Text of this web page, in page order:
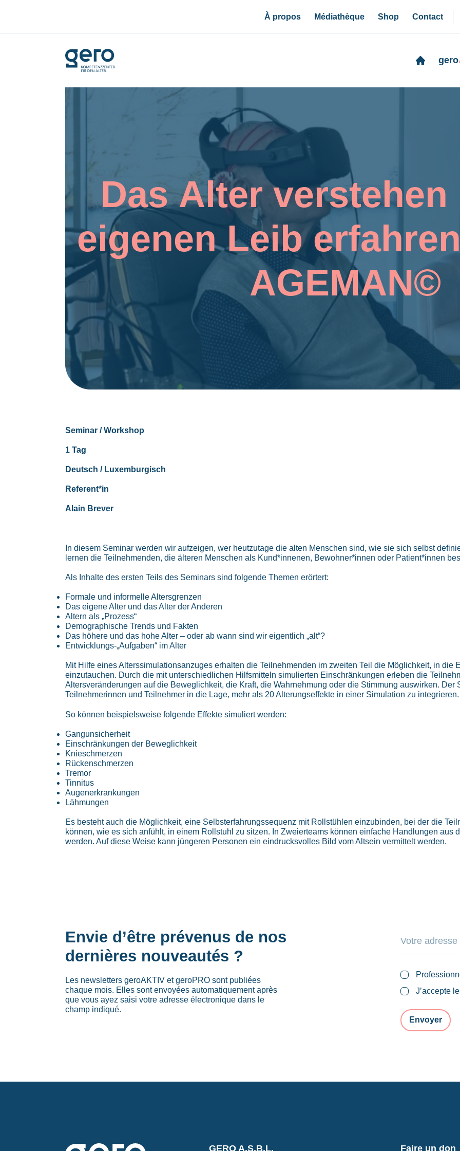
À propos Médiathèque Shop Contact
gero
Das Alter verstehen
eigenen Leib erfahren mit
AGEMAN©
Seminar / Workshop
1 Tag
Deutsch / Luxemburgisch
Referent*in
Alain Brever
In diesem Seminar werden wir aufzeigen, wer heutzutage die alten Menschen sind, wie sie sich selbst
lernen die Teilnehmenden, die älteren Menschen als Kund*innenen, Bewohner*innen oder Patient*innen
Als Inhalte des ersten Teils des Seminars sind folgende Themen erörtert:
Formale und informelle Altersgrenzen
Das eigene Alter und das Alter der Anderen
Altern als „Prozess“
Demographische Trends und Fakten
Das höhere und das hohe Alter – oder ab wann sind wir eigentlich „alt“?
Entwicklungs-„Aufgaben“ im Alter
Mit Hilfe eines Alterssimulationsanzuges erhalten die Teilnehmenden im zweiten Teil die Möglichkeit, in die
einzutauchen. Durch die mit unterschiedlichen Hilfsmitteln simulierten Einschränkungen erleben die
Altersveränderungen auf die Beweglichkeit, die Kraft, die Wahrnehmung oder die Stimmung auswirken. Der
Teilnehmerinnen und Teilnehmer in die Lage, mehr als 20 Alterungseffekte in einer Simulation zu integrieren.
So können beispielsweise folgende Effekte simuliert werden:
Gangunsicherheit
Einschränkungen der Beweglichkeit
Knieschmerzen
Rückenschmerzen
Tremor
Tinnitus
Augenerkrankungen
Lähmungen
Es besteht auch die Möglichkeit, eine Selbsterfahrungssequenz mit Rollstühlen einzubinden, bei der die
können, wie es sich anfühlt, in einem Rollstuhl zu sitzen. In Zweierteams können einfache Handlungen aus
werden. Auf diese Weise kann jüngeren Personen ein eindrucksvolles Bild vom Altsein vermittelt werden.
Envie d’être prévenus de nos
dernières nouveautés ?
Les newsletters geroAKTIV et geroPRO sont publiées
chaque mois. Elles sont envoyées automatiquement après
que vous ayez saisi votre adresse électronique dans le
champ indiqué.
J’accepte
GERO A.S.B.L. Faire un don